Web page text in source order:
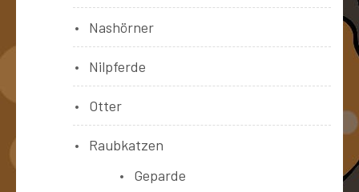
Nashörner
Nilpferde
Otter
Raubkatzen
Geparde